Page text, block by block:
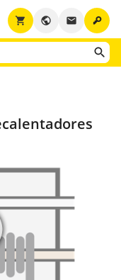
key
email
public
shopping_cart